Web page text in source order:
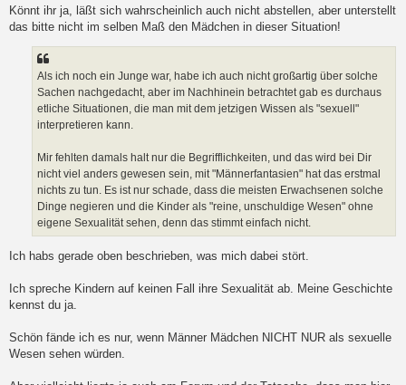
Könnt ihr ja, läßt sich wahrscheinlich auch nicht abstellen, aber unterstellt
das bitte nicht im selben Maß den Mädchen in dieser Situation!
Als ich noch ein Junge war, habe ich auch nicht großartig über solche
Sachen nachgedacht, aber im Nachhinein betrachtet gab es durchaus
etliche Situationen, die man mit dem jetzigen Wissen als "sexuell"
interpretieren kann.
Mir fehlten damals halt nur die Begrifflichkeiten, und das wird bei Dir
nicht viel anders gewesen sein, mit "Männerfantasien" hat das erstmal
nichts zu tun. Es ist nur schade, dass die meisten Erwachsenen solche
Dinge negieren und die Kinder als "reine, unschuldige Wesen" ohne
eigene Sexualität sehen, denn das stimmt einfach nicht.
Ich habs gerade oben beschrieben, was mich dabei stört.
Ich spreche Kindern auf keinen Fall ihre Sexualität ab. Meine Geschichte
kennst du ja.
Schön fände ich es nur, wenn Männer Mädchen NICHT NUR als sexuelle
Wesen sehen würden.